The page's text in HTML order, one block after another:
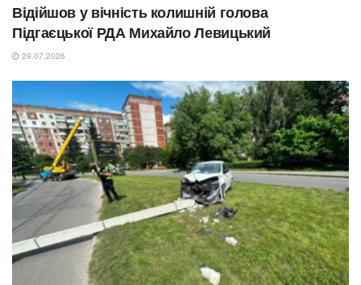
Відійшов у вічність колишній голова
Підгаєцької РДА Михайло Левицький
29.07.2026